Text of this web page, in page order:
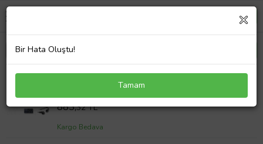
Dell Vostro N4001VN5410EMEA0_U Notebook
Adaptör Laptop Şarj
Sepet Fiyatı
883,32 TL
Kargo Bedava
Bir Hata Oluştu!
Tamam